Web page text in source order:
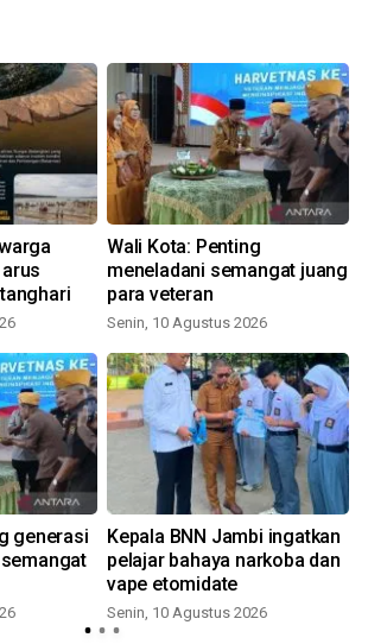
Wali Kota: Penting
meneladani semangat juang
para veteran
Senin, 10 Agustus 2026
generasi
Kepala BNN Jambi ingatkan
pelajar bahaya narkoba dan
vape etomidate
Senin, 10 Agustus 2026